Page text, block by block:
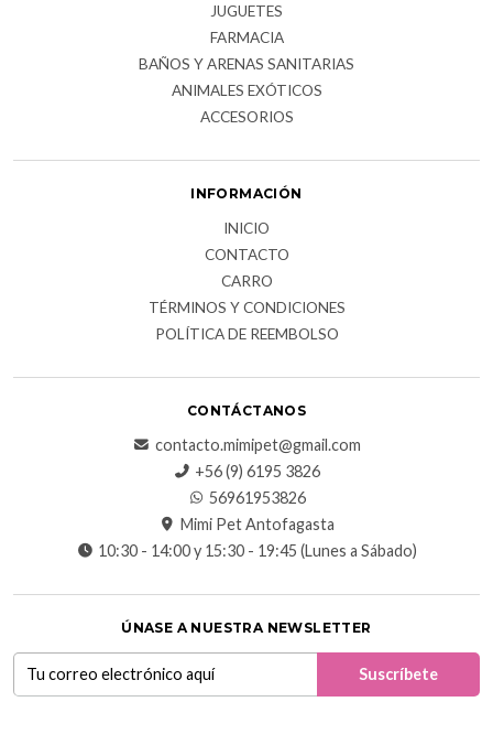
JUGUETES
FARMACIA
BAÑOS Y ARENAS SANITARIAS
ANIMALES EXÓTICOS
ACCESORIOS
INFORMACIÓN
INICIO
CONTACTO
CARRO
TÉRMINOS Y CONDICIONES
POLÍTICA DE REEMBOLSO
CONTÁCTANOS
contacto.mimipet@gmail.com
+56 (9) 6195 3826
56961953826
Mimi Pet Antofagasta
10:30 - 14:00 y 15:30 - 19:45 (Lunes a Sábado)
ÚNASE A NUESTRA NEWSLETTER